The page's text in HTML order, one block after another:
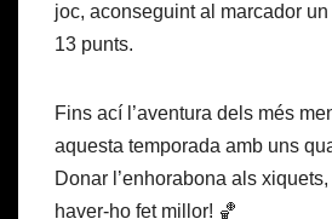
joc, aconseguint al marcador
13 punts.
Fins ací l’aventura dels més
aquesta temporada amb uns
Donar l’enhorabona als
haver-ho fet millor! 🏀